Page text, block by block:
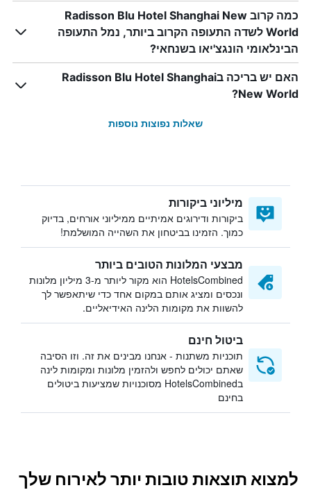
כמה קרוב Radisson Blu Hotel Shanghai New
World לשדה התעופה הקרוב ביותר, נמל התעופה
הבינלאומי הונגצ'יאו בשנחאי?
האם יש בריכה בRadisson Blu Hotel Shanghai
New World?
שאלות נפוצות נוספות
מיליוני ביקורות
ביקורות ודירוגים אמיתיים ממיליוני אורחים, בדיוק
כמוך. הזמינו בביטחון את השהייה המושלמת!
מבצעי המלונות הטובים ביותר
HotelsCombined הוא מקור ליותר מ-3 מיליון מלונות
ונכסים ומציג אותם במקום אחד כדי שיתאפשר לך
להשוות את מקומות הלינה האידיאליים.
ביטול חינם
תוכניות משתנות - אנחנו מבינים את זה. וזו הסיבה
שאתם יכולים לחפש ולהזמין מלונות ומקומות לינה
בHotelsCombined מסוכנויות שמציעות ביטולים
בחינם
למצוא תוצאות טובות יותר לאירוח שלך